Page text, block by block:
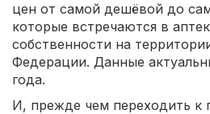
цен от самой дешёвой до
которые встречаются в
собственности на
Федерации. Данные
года.
И, прежде чем переходить к